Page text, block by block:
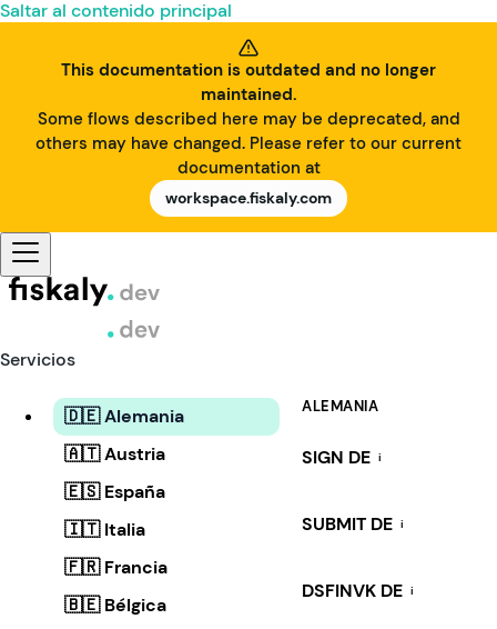
Saltar al contenido principal
This documentation is outdated and no longer
maintained.
Some flows described here may be deprecated, and
others may have changed. Please refer to our current
documentation at
workspace.fiskaly.com
Servicios
🇩🇪 Alemania
🇦🇹 Austria
🇪🇸 España
🇮🇹 Italia
🇫🇷 Francia
🇧🇪 Bélgica
ALEMANIA
SIGN DE i
SUBMIT DE i
DSFINVK DE i